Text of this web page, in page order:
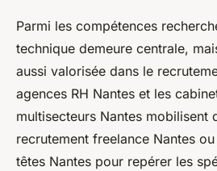
Parmi les compétences
technique demeure centrale,
aussi valorisée dans le
agences RH Nantes et les
multisecteurs Nantes mobilisent
recrutement freelance Nantes
têtes Nantes pour repérer les